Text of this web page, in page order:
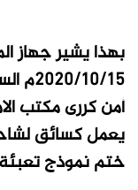
بهذا يشير جهاز
2020/
أمن كررى مكتب
يعمل كسائق
ختم نموذج